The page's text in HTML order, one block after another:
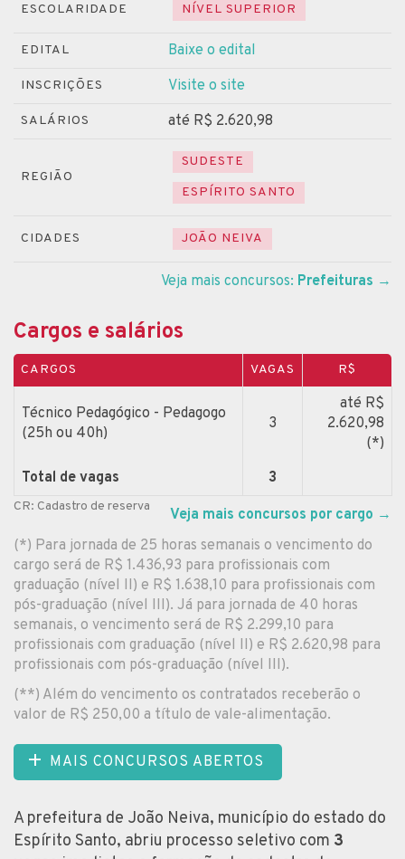
ESCOLARIDADE NÍVEL SUPERIOR
EDITAL Baixe o edital
INSCRIÇÕES Visite o site
SALÁRIOS até R$ 2.620,98
REGIÃO
SUDESTE
ESPÍRITO SANTO
CIDADES JOÃO NEIVA
Veja mais concursos: Prefeituras →
Cargos e salários
CARGOS VAGAS R$
Técnico Pedagógico - Pedagogo
(25h ou 40h)
3
até R$
2.620,98
(*)
Total de vagas
3
CR: Cadastro de reserva Veja mais concursos por cargo →
(*) Para jornada de 25 horas semanais o vencimento do
cargo será de R$ 1.436,93 para profissionais com
graduação (nível II) e R$ 1.638,10 para profissionais com
pós-graduação (nível III). Já para jornada de 40 horas
semanais, o vencimento será de R$ 2.299,10 para
profissionais com graduação (nível II) e R$ 2.620,98 para
profissionais com pós-graduação (nível III).
(**) Além do vencimento os contratados receberão o
valor de R$ 250,00 a título de vale-alimentação.
MAIS CONCURSOS ABERTOS
A prefeitura de João Neiva, município do estado do
Espírito Santo, abriu processo seletivo com 3